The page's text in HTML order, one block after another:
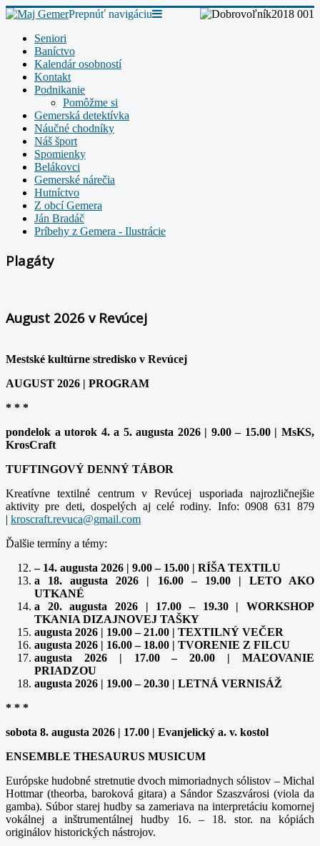
Prepnúť navigáciu
Seniori
Baníctvo
Kalendár osobností
Kontakt
Podnikanie
Pomôžme si
Gemerská detektívka
Náučné chodníky
Náš šport
Spomienky
Belákovci
Gemerské nárečia
Hutníctvo
Z obcí Gemera
Ján Bradáč
Príbehy z Gemera - Ilustrácie
Plagáty
August 2026 v Revúcej
Mestské kultúrne stredisko v Revúcej
AUGUST 2026 | PROGRAM
* * *
pondelok a utorok 4. a 5. augusta 2026 | 9.00 – 15.00 | MsKS,
KrosCraft
TUFTINGOVÝ DENNÝ TÁBOR
Kreatívne textilné centrum v Revúcej usporiada najrozličnejšie
aktivity pre deti, dospelých aj celé rodiny. Info: 0908 631 879
|
Ďalšie termíny a témy:
– 14. augusta 2026 | 9.00 – 15.00 | RÍŠA TEXTILU
a 18. augusta 2026 | 16.00 – 19.00 | LETO AKO
UTKANÉ
a 20. augusta 2026 | 17.00 – 19.30 | WORKSHOP
TKANIA DIZAJNOVEJ TAŠKY
augusta 2026 | 19.00 – 21.00 | TEXTILNÝ VEČER
augusta 2026 | 16.00 – 18.00 | TVORENIE Z FILCU
augusta 2026 | 17.00 – 20.00 | MAĽOVANIE
PRIADZOU
augusta 2026 | 19.00 – 20.30 | LETNÁ VERNISÁŽ
* * *
sobota 8. augusta 2026 | 17.00 | Evanjelický a. v. kostol
ENSEMBLE THESAURUS MUSICUM
Európske hudobné stretnutie dvoch mimoriadnych sólistov – Michal
Hottmar (theorba, baroková gitara) a Sándor Szaszvárosi (viola da
gamba). Súbor starej hudby sa zameriava na interpretáciu komornej
vokálnej a inštrumentálnej hudby 16. – 18. stor. na kópiách
originálov historických nástrojov.